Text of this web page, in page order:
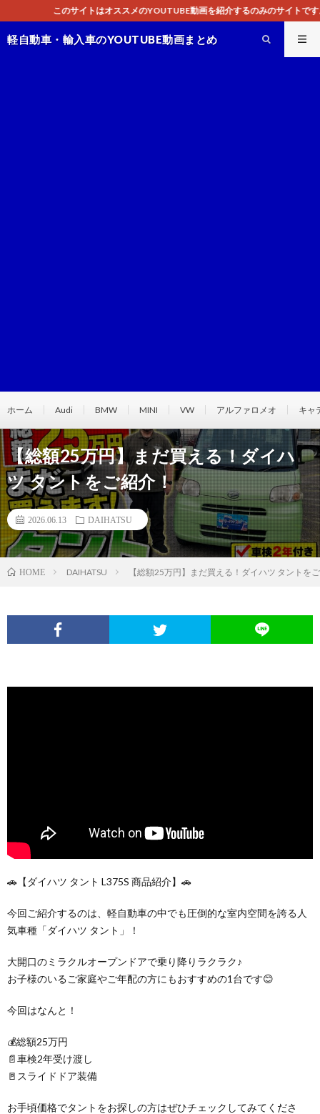
オススメのYOUTUBE動画を紹介するのみのサイトです。共有可能な動画のみ
軽自動車・輸入車のYOUTUBE動画まとめ
ホーム Audi BMW MINI VW アルファロメオ キャ
【総額25万円】まだ買える！ダイハ
ツ タントをご紹介！
2026.06.13 DAIHATSU
HOME DAIHATSU 【総額25万円】まだ買える！ダイハツ タントを
🚗【ダイハツ タント L375S 商品紹介】🚗
今回ご紹介するのは、軽自動車の中でも圧倒的な室内空間を誇る人
気車種「ダイハツ タント」！
大開口のミラクルオープンドアで乗り降りラクラク♪
お子様のいるご家庭やご年配の方にもおすすめの1台です😊
今回はなんと！
💰総額25万円
📄車検2年受け渡し
🚪スライドドア装備
お手頃価格でタントをお探しの方はぜひチェックしてみてくださ